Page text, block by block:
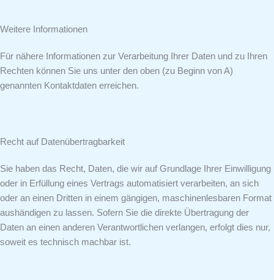
Weitere Informationen
Für nähere Informationen zur Verarbeitung Ihrer Daten und zu Ihren
Rechten können Sie uns unter den oben (zu Beginn von A)
genannten Kontaktdaten erreichen.
Recht auf Daten­übertrag­barkeit
Sie haben das Recht, Daten, die wir auf Grundlage Ihrer Einwilligung
oder in Erfüllung eines Vertrags automatisiert verarbeiten, an sich
oder an einen Dritten in einem gängigen, maschinenlesbaren Format
aushändigen zu lassen. Sofern Sie die direkte Übertragung der
Daten an einen anderen Verantwortlichen verlangen, erfolgt dies nur,
soweit es technisch machbar ist.